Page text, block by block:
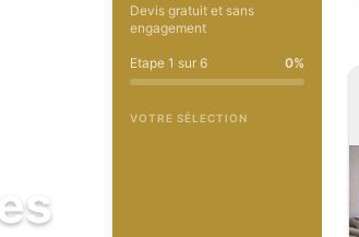
Devis gratuit et sans
engagement
Etape 1 sur 6 0%
VOTRE SÉLECTION